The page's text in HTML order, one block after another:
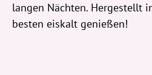
langen Nächten. Hergestellt
besten eiskalt genießen!